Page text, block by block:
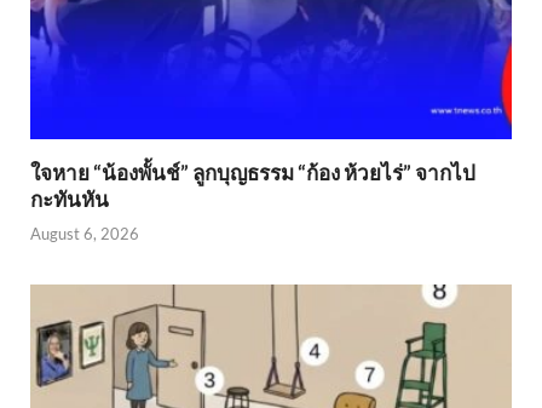
ใจหาย “น้องพั้นช์” ลูกบุญธรรม “ก้อง ห้วยไร่” จากไป
กะทันหัน
August 6, 2026